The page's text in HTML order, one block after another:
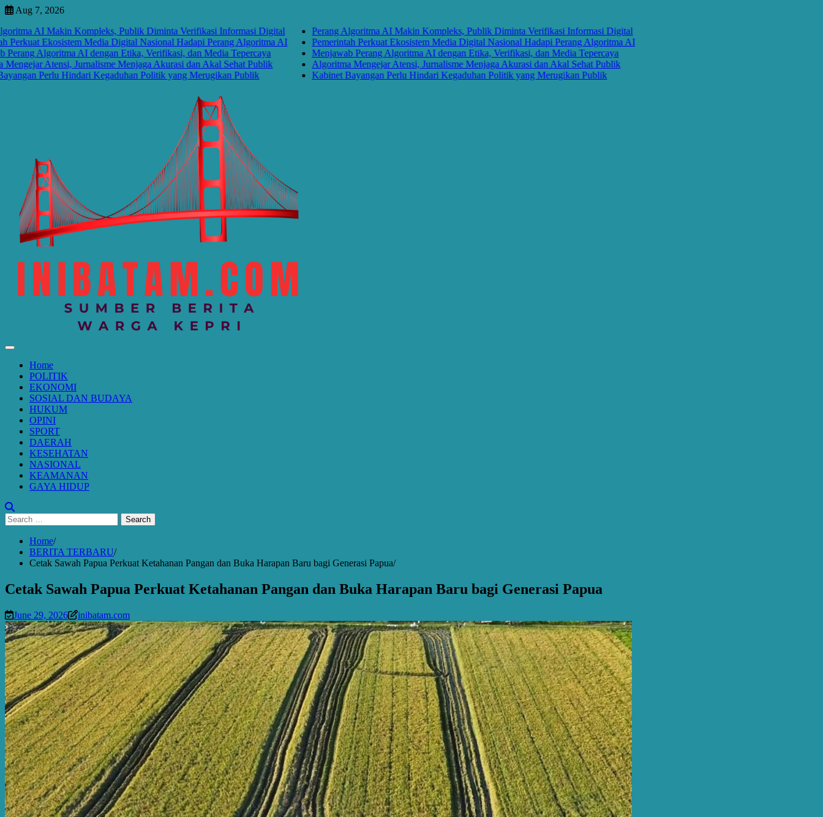
Skip
content
Aug 7, 2026
AI Makin Kompleks, Publik Diminta Verifikasi Informasi Digital
Ekosistem Media Digital Nasional Hadapi Perang Algoritma AI
Algoritma AI dengan Etika, Verifikasi, dan Media Tepercaya
Atensi, Jurnalisme Menjaga Akurasi dan Akal Sehat Publik
Perlu Hindari Kegaduhan Politik yang Merugikan Publik
Perang Algoritma AI Makin Kompleks, Publik Diminta Verifikasi Informasi Digital
Pemerintah Perkuat Ekosistem Media Digital Nasional Hadapi Perang Algoritma AI
Menjawab Perang Algoritma AI dengan Etika, Verifikasi, dan Media Tepercaya
Algoritma Mengejar Atensi, Jurnalisme Menjaga Akurasi dan Akal Sehat Publik
Kabinet Bayangan Perlu Hindari Kegaduhan Politik yang Merugikan Publik
Home
POLITIK
EKONOMI
SOSIAL DAN BUDAYA
HUKUM
OPINI
SPORT
DAERAH
KESEHATAN
NASIONAL
KEAMANAN
GAYA HIDUP
Search
for:
Home
BERITA TERBARU
Cetak Sawah Papua Perkuat Ketahanan Pangan dan Buka Harapan Baru bagi Generasi Papua
Cetak Sawah Papua Perkuat Ketahanan Pangan dan Buka Harapan Baru bagi Generasi Papua
June 29, 2026 inibatam.com